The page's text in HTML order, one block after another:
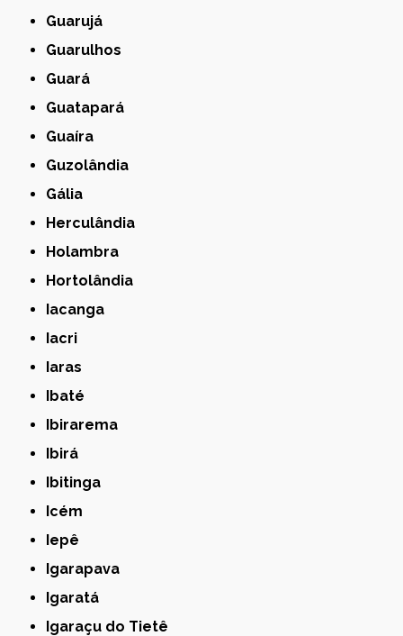
Guarujá
Guarulhos
Guará
Guatapará
Guaíra
Guzolândia
Gália
Herculândia
Holambra
Hortolândia
Iacanga
Iacri
Iaras
Ibaté
Ibirarema
Ibirá
Ibitinga
Icém
Iepê
Igarapava
Igaratá
Igaraçu do Tietê